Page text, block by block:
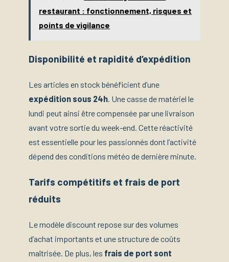
restaurant : fonctionnement, risques et
points de vigilance
Disponibilité et rapidité d’expédition
Les articles en stock bénéficient d’une
expédition sous 24h. Une casse de matériel le
lundi peut ainsi être compensée par une livraison
avant votre sortie du week-end. Cette réactivité
est essentielle pour les passionnés dont l’activité
dépend des conditions météo de dernière minute.
Tarifs compétitifs et frais de port
réduits
Le modèle discount repose sur des volumes
d’achat importants et une structure de coûts
maîtrisée. De plus, les frais de port sont